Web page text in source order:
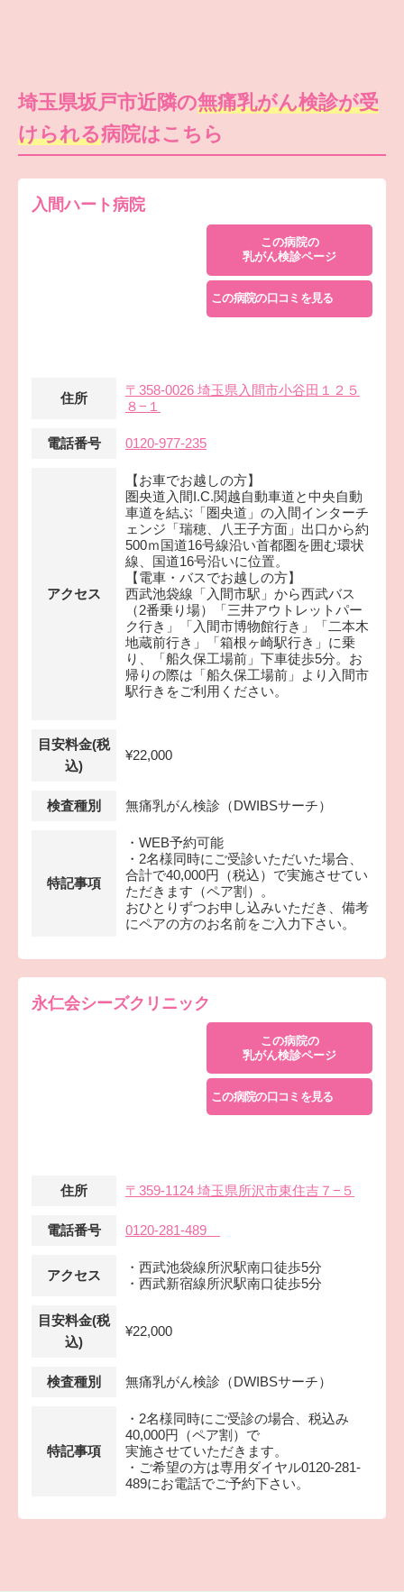
埼玉県坂戸市近隣の無痛乳がん検診が受
けられる病院はこちら
入間ハート病院
この病院の
乳がん検診ページ
この病院の口コミを見る
住所
〒358-0026 埼玉県入間市小谷田１２５
８−１
電話番号 0120-977-235
アクセス
【お車でお越しの方】
圏央道入間I.C.関越自動車道と中央自動
車道を結ぶ「圏央道」の入間インターチ
ェンジ「瑞穂、八王子方面」出口から約
500ｍ国道16号線沿い首都圏を囲む環状
線、国道16号沿いに位置。
【電車・バスでお越しの方】
西武池袋線「入間市駅」から西武バス
（2番乗り場）「三井アウトレットパー
ク行き」「入間市博物館行き」「二本木
地蔵前行き」「箱根ヶ崎駅行き」に乗
り、「船久保工場前」下車徒歩5分。お
帰りの際は「船久保工場前」より入間市
駅行きをご利用ください。
目安料金(税
込)
¥22,000
検査種別 無痛乳がん検診（DWIBSサーチ）
特記事項
・WEB予約可能
・2名様同時にご受診いただいた場合、
合計で40,000円（税込）で実施させてい
ただきます（ペア割）。
おひとりずつお申し込みいただき、備考
にペアの方のお名前をご入力下さい。
永仁会シーズクリニック
この病院の
乳がん検診ページ
この病院の口コミを見る
住所 〒359-1124 埼玉県所沢市東住吉７−５
電話番号 0120-281-489
アクセス
・西武池袋線所沢駅南口徒歩5分
・西武新宿線所沢駅南口徒歩5分
目安料金(税
込)
¥22,000
検査種別 無痛乳がん検診（DWIBSサーチ）
特記事項
・2名様同時にご受診の場合、税込み
40,000円（ペア割）で
実施させていただきます。
・ご希望の方は専用ダイヤル0120-281-
489にお電話でご予約下さい。